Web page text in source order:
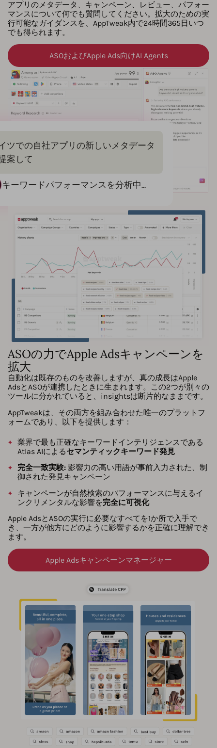
アプリのメタデータ、キャンペーン、レビュー、パフォー
マンスについて何でも質問してください。拡大のための実
行可能なガイダンスを、AppTweak内で24時間365日いつ
でも得られます。
ASOおよびApple Ads向けAI Agents
ツでの自社アプリの新しいメタデータ
案して
キーワードパフォーマンスを分析中...
ASOの力でApple Adsキャンペーンを
拡大
自動化は既存のものを改善しますが、真の成長はApple
AdsとASOが連携したときに生まれます。この2つが別々の
ツールに分かれていると、insightsは断片的なままです。
AppTweakは、その両方を組み合わせた唯一のプラットフ
ォームであり、以下を提供します：
業界で最も正確なキーワードインテリジェンスである
Atlas AIによるセマンティックキーワード発見
完全一致実験: 影響力の高い用語が事前入力された、制
御された発見キャンペーン
キャンペーンが自然検索のパフォーマンスに与えるイ
ンクリメンタルな影響を完全に可視化
Apple AdsとASOの実行に必要なすべてを1か所で入手で
き、一方が他方にどのように影響するかを正確に理解でき
ます。
Apple Adsキャンペーンマネージャー